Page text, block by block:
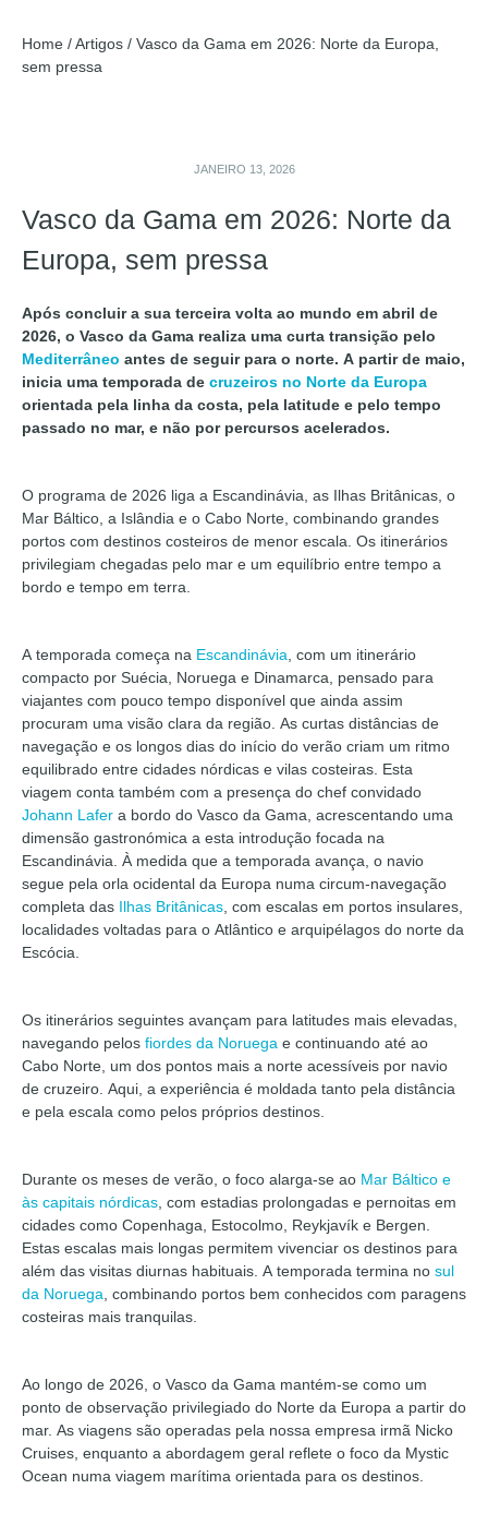
Home /Artigos / Vasco da Gama em 2026: Norte da Europa,
sem pressa
JANEIRO 13, 2026
Vasco da Gama em 2026: Norte da
Europa, sem pressa
Após concluir a sua terceira volta ao mundo em abril de
2026, o Vasco da Gama realiza uma curta transição pelo
Mediterrâneo antes de seguir para o norte. A partir de maio,
inicia uma temporada de cruzeiros no Norte da Europa
orientada pela linha da costa, pela latitude e pelo tempo
passado no mar, e não por percursos acelerados.
O programa de 2026 liga a Escandinávia, as Ilhas Britânicas, o
Mar Báltico, a Islândia e o Cabo Norte, combinando grandes
portos com destinos costeiros de menor escala. Os itinerários
privilegiam chegadas pelo mar e um equilíbrio entre tempo a
bordo e tempo em terra.
A temporada começa na Escandinávia , com um itinerário
compacto por Suécia, Noruega e Dinamarca, pensado para
viajantes com pouco tempo disponível que ainda assim
procuram uma visão clara da região. As curtas distâncias de
navegação e os longos dias do início do verão criam um ritmo
equilibrado entre cidades nórdicas e vilas costeiras. Esta
viagem conta também com a presença do chef convidado
Johann Lafer a bordo do Vasco da Gama, acrescentando uma
dimensão gastronómica a esta introdução focada na
Escandinávia. À medida que a temporada avança, o navio
segue pela orla ocidental da Europa numa circum-navegação
completa das Ilhas Britânicas , com escalas em portos insulares,
localidades voltadas para o Atlântico e arquipélagos do norte da
Escócia.
Os itinerários seguintes avançam para latitudes mais elevadas,
navegando pelos fiordes da Noruega e continuando até ao
Cabo Norte, um dos pontos mais a norte acessíveis por navio
de cruzeiro. Aqui, a experiência é moldada tanto pela distância
e pela escala como pelos próprios destinos.
Durante os meses de verão, o foco alarga-se ao Mar Báltico e
às capitais nórdicas , com estadias prolongadas e pernoitas em
cidades como Copenhaga, Estocolmo, Reykjavík e Bergen.
Estas escalas mais longas permitem vivenciar os destinos para
além das visitas diurnas habituais. A temporada termina no sul
da Noruega , combinando portos bem conhecidos com paragens
costeiras mais tranquilas.
Ao longo de 2026, o Vasco da Gama mantém-se como um
ponto de observação privilegiado do Norte da Europa a partir do
mar. As viagens são operadas pela nossa empresa irmã Nicko
Cruises, enquanto a abordagem geral reflete o foco da Mystic
Ocean numa viagem marítima orientada para os destinos.